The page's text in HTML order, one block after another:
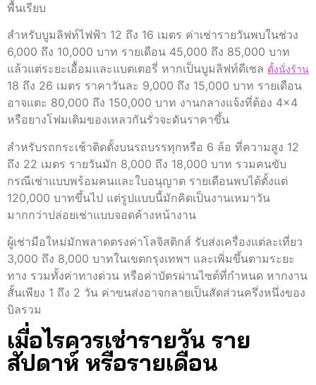
พื้นเรียบ
สำหรับบูมลิฟท์ไฟฟ้า 12 ถึง 16 เมตร ค่าเช่ารายวันพบในช่วง
6,000 ถึง 10,000 บาท รายเดือน 45,000 ถึง 85,000 บาท
แล้วแต่ระยะเอื้อมและแบตเตอรี่ หากเป็นบูมลิฟท์ดีเซล ตั้งนั่งร้าน
18 ถึง 26 เมตร ราคาวันละ 9,000 ถึง 15,000 บาท รายเดือน
อาจแตะ 80,000 ถึง 150,000 บาท งานกลางแจ้งที่ต้อง 4×4
หรือยางโฟมเติมของเหลวกันรั่วจะดันราคาขึ้น
สำหรับรถกระเช้าติดตั้งบนรถบรรทุกหรือ 6 ล้อ ที่ความสูง 12
ถึง 22 เมตร รายวันมัก 8,000 ถึง 18,000 บาท รวมคนขับ
กรณีเช่าแบบพร้อมคนและใบอนุญาต รายเดือนพบได้ตั้งแต่
120,000 บาทขึ้นไป แต่รูปแบบนี้มักคิดเป็นงานเหมาวัน
มากกว่าปล่อยเช่าแบบจอดค้างหน้างาน
ผู้เช่ามือใหม่มักพลาดตรงค่าโลจิสติกส์ รับส่งเครื่องแต่ละเที่ยว
3,000 ถึง 8,000 บาทในเขตกรุงเทพฯ และเพิ่มขึ้นตามระยะ
ทาง รวมทั้งค่าทางด่วน หรือค่าบัตรผ่านไซต์ที่กำหนด หากงาน
สั้นเพียง 1 ถึง 2 วัน ค่าขนส่งอาจกลายเป็นสัดส่วนครึ่งหนึ่งของ
บิลรวม
เมื่อไรควรเช่ารายวัน ราย
สัปดาห์ หรือรายเดือน